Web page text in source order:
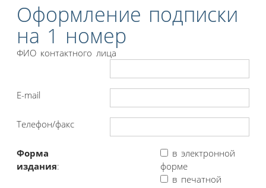
Оформление подписки
на 1 номер
ФИО контактного лица
E-mail
Телефон/факс
Форма
издания:
в электронной
форме
в печатной